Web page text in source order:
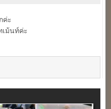
ค่ะ
เม้นท์ค่ะ